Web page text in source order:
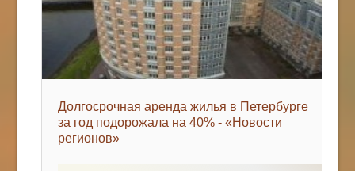
КАК С НАМИ СВЯЗАТЬСЯ
Долгосрочная аренда жилья в Петербурге
за год подорожала на 40% - «Новости
регионов»